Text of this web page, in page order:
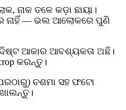
ନାକ ତଳେ କଡ଼ା ଛାୟା।
ନାହିଁ — ଭଲ ଆଲୋକରେ ପୁଣି
ଆକାର ଆବଶ୍ୟକତା ଅଛି।
କରନ୍ତୁ।
ପରଠାରୁ) ଚଶମା ସହ ଫଟୋ